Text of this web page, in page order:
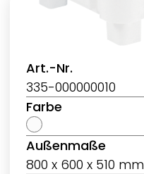
Art.-Nr.
335-000000010
Farbe
Außenmaße
800 x 600 x 510 mm